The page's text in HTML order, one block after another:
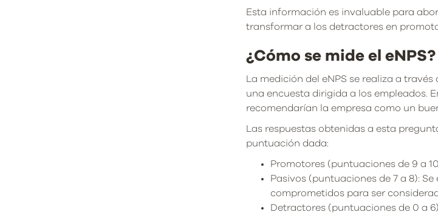
Esta información es invaluable para
transformar a los detractores en
¿Cómo se mide el eNPS?
La medición del eNPS se realiza a
una encuesta dirigida a los empleados.
recomendarían la empresa como un
Las respuestas obtenidas a esta
puntuación dada:
Promotores (puntuaciones de 9 a
Pasivos (puntuaciones de 7 a 8):
comprometidos para ser
Detractores (puntuaciones de 0 a